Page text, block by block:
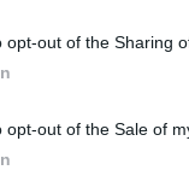
opt-out of the Sharing
opt-out of the Sale of